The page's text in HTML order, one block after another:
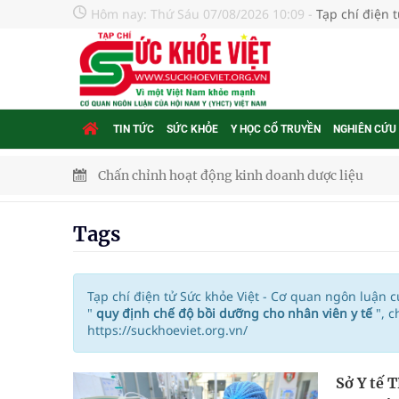
Hôm nay: Thứ Sáu 07/08/2026 10:09 - Tạp chí điện
TIN TỨC SỨC KHỎE Y HỌC CỔ TRUYỀN NGHIÊN CỨU
Chấn chỉnh hoạt động kinh doanh dược liệu
Quan Bằng Chứng Dược Lý Và Cơ Chế Phân Tử
Xây dựng bản đồ mạng lưới cấp cứu ngoại viện
"Nền kinh tế bạc" có thể trở thành động lực tăng
Tags
Tạp chí điện tử Sức khỏe Việt - Cơ quan ngôn luận
" quy định chế độ bồi dưỡng cho nhân viên y tế ",
https://suckhoeviet.org.vn/
Sở Y tế